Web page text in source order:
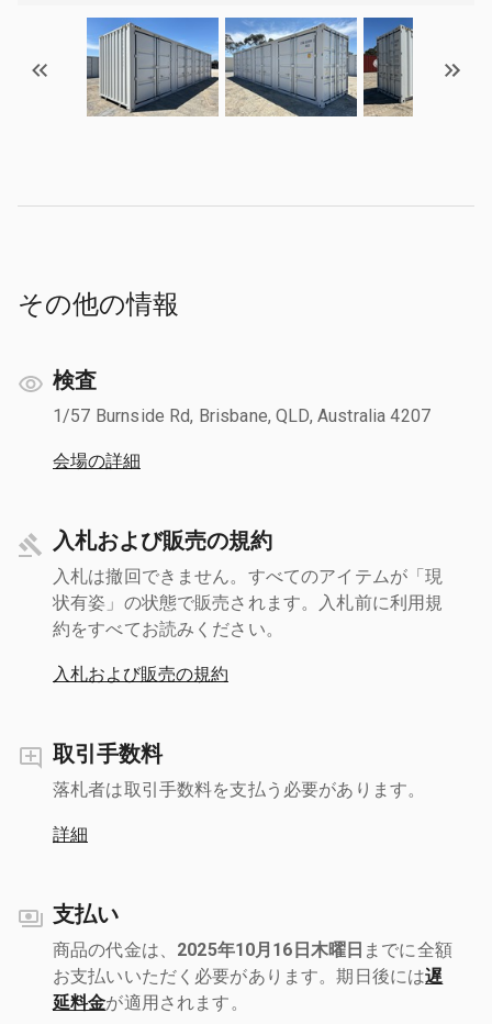
その他の情報
検査
1/57 Burnside Rd, Brisbane, QLD, Australia 4207
会場の詳細
入札および販売の規約
入札は撤回できません。すべてのアイテムが「現
状有姿」の状態で販売されます。入札前に利用規
約をすべてお読みください。
入札および販売の規約
取引手数料
落札者は取引手数料を支払う必要があります。
詳細
支払い
商品の代金は、 2025年10月16日木曜日 までに全額
お支払いいただく必要があります。期日後には遅
延料金が適用されます。